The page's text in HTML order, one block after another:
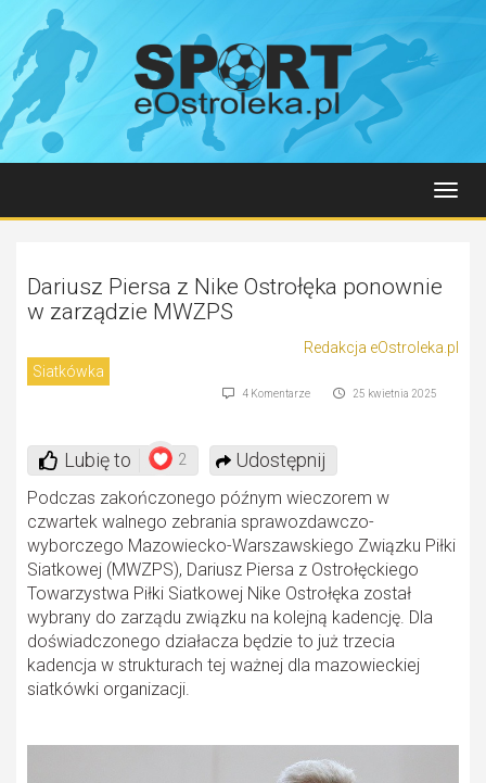
Dariusz Piersa z Nike Ostrołęka ponownie
w zarządzie MWZPS
Redakcja eOstroleka.pl
Siatkówka
25 kwietnia 2025
4 Komentarze
Lubię to 2 Udostępnij
Podczas zakończonego późnym wieczorem w
czwartek walnego zebrania sprawozdawczo-
wyborczego Mazowiecko-Warszawskiego Związku Piłki
Siatkowej (MWZPS), Dariusz Piersa z Ostrołęckiego
Towarzystwa Piłki Siatkowej Nike Ostrołęka został
wybrany do zarządu związku na kolejną kadencję. Dla
doświadczonego działacza będzie to już trzecia
kadencja w strukturach tej ważnej dla mazowieckiej
siatkówki organizacji.